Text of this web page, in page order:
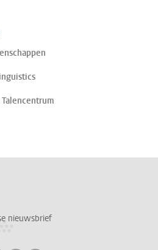
nieuwsbrief